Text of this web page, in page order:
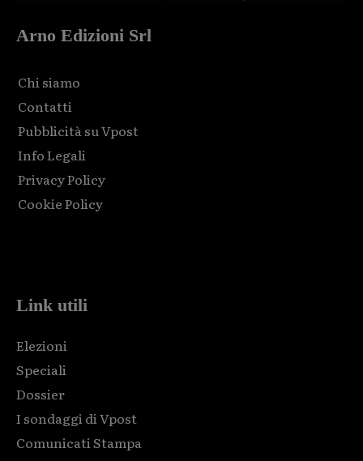
Arno Edizioni Srl
Chi siamo
Contatti
Pubblicità su Vpost
Info Legali
Privacy Policy
Cookie Policy
Link utili
Elezioni
Speciali
Dossier
I sondaggi di Vpost
Comunicati Stampa